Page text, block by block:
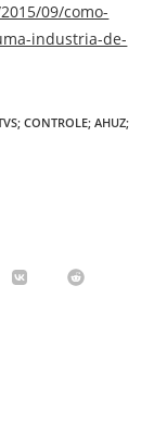
09/como-
industria-de-
CONTROLE; AHUZ;